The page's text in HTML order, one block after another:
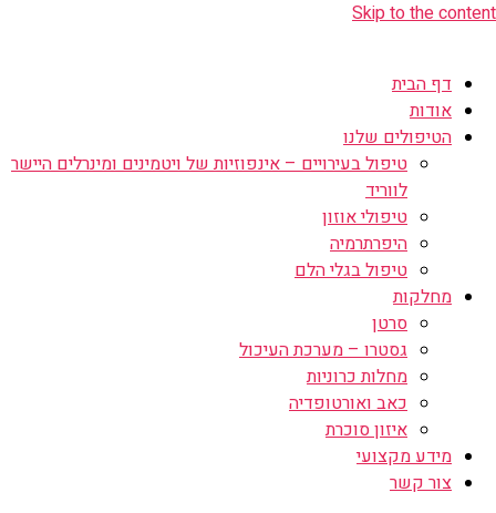
Skip to the content
דף הבית
אודות
הטיפולים שלנו
טיפול בעירויים – אינפוזיות של ויטמינים ומינרלים היישר
לווריד
טיפולי אוזון
היפרתרמיה
טיפול בגלי הלם
מחלקות
סרטן
גסטרו – מערכת העיכול
מחלות כרוניות
כאב ואורטופדיה
איזון סוכרת
מידע מקצועי
צור קשר